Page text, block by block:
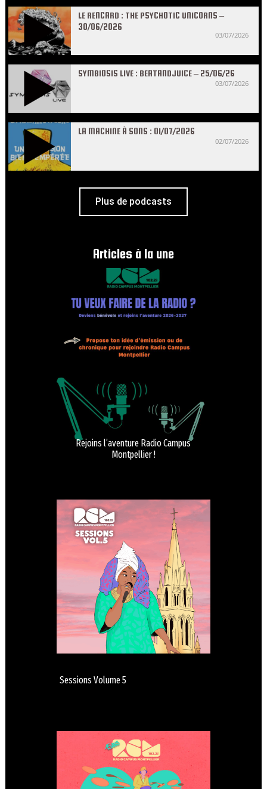
LE RENCARD : THE PSYCHOTIC UNICORNS –
30/06/2026
03/07/2026
SYMBIOSIS LIVE : BEATANDJUICE – 25/06/26
03/07/2026
LA MACHINE À SONS : 01/07/2026
02/07/2026
Plus de podcasts
Articles à la une
Rejoins l’aventure Radio Campus
Montpellier !
Sessions Volume 5